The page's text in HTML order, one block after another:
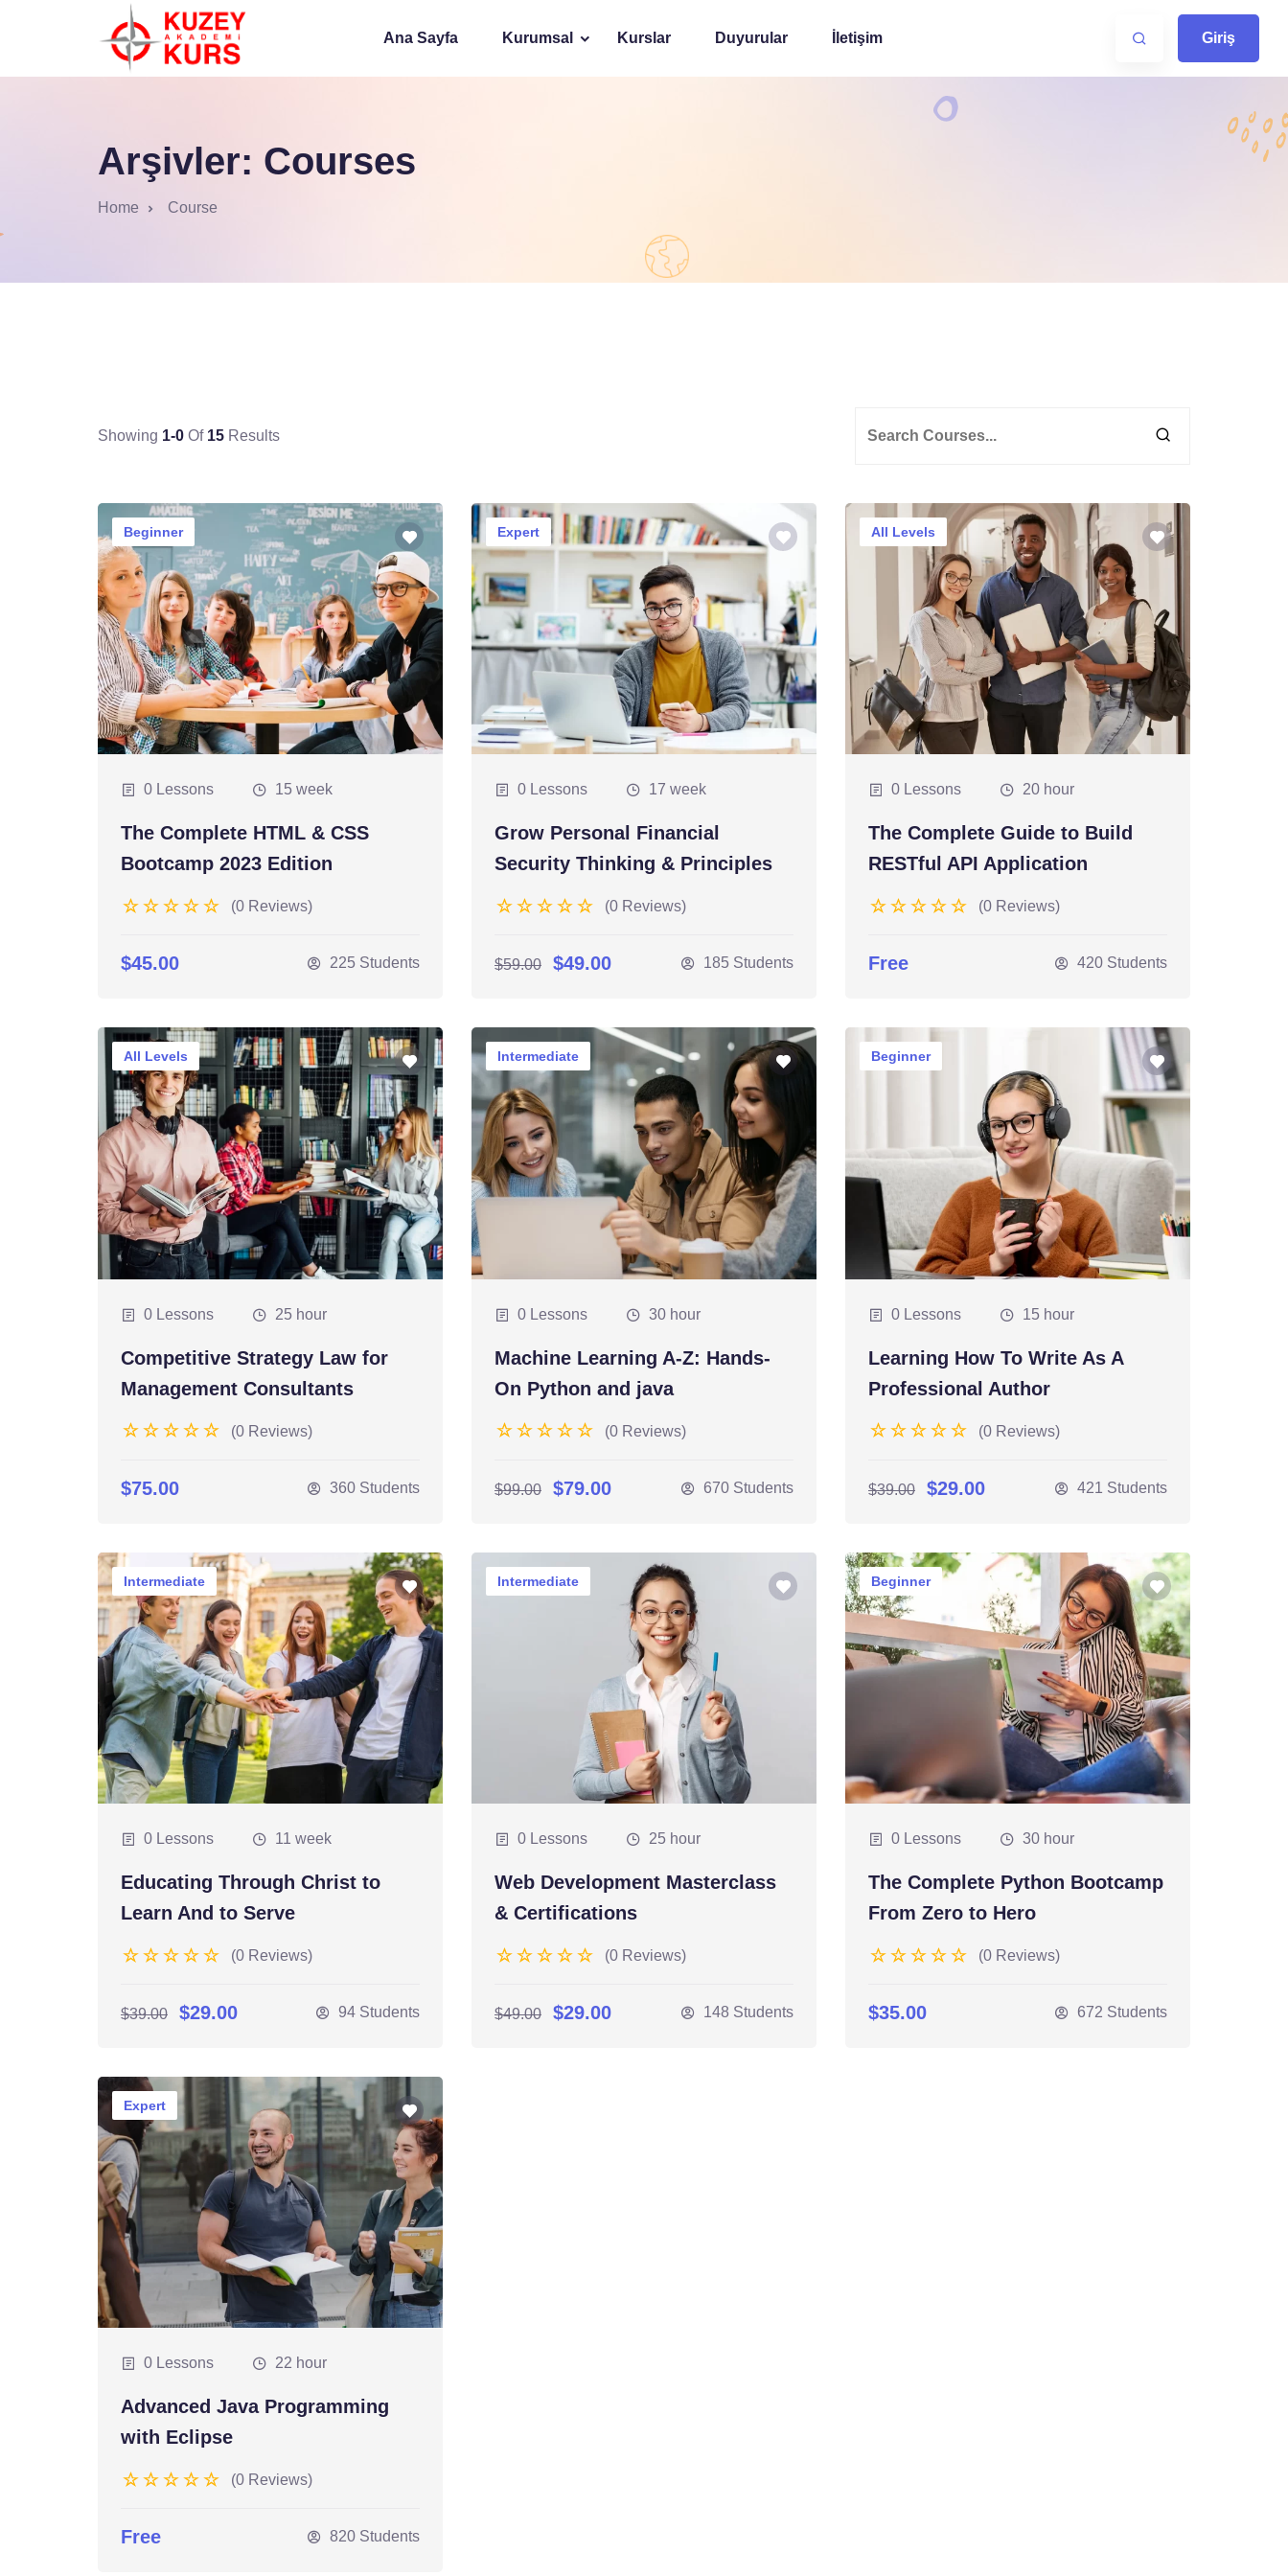
Ana Sayfa Kurumsal Kurslar Duyurular İletişim Giriş
Arşivler: Courses
Home Course
Showing 1-0 Of 15 Results
Beginner
0 Lessons 15 week
The Complete HTML & CSS
Bootcamp 2023 Edition
(0 Reviews)
$45.00 225 Students
Expert
0 Lessons 17 week
Grow Personal Financial
Security Thinking & Principles
(0 Reviews)
$59.00 $49.00 185 Students
All Levels
0 Lessons 20 hour
The Complete Guide to Build
RESTful API Application
(0 Reviews)
Free 420 Students
All Levels
0 Lessons 25 hour
Competitive Strategy Law for
Management Consultants
(0 Reviews)
$75.00 360 Students
Intermediate
0 Lessons 30 hour
Machine Learning A-Z: Hands-
On Python and java
(0 Reviews)
$99.00 $79.00 670 Students
Beginner
0 Lessons 15 hour
Learning How To Write As A
Professional Author
(0 Reviews)
$39.00 $29.00 421 Students
Intermediate
0 Lessons 11 week
Educating Through Christ to
Learn And to Serve
(0 Reviews)
$39.00 $29.00 94 Students
Intermediate
0 Lessons 25 hour
Web Development Masterclass
& Certifications
(0 Reviews)
$49.00 $29.00 148 Students
Beginner
0 Lessons 30 hour
The Complete Python Bootcamp
From Zero to Hero
(0 Reviews)
$35.00 672 Students
Expert
0 Lessons 22 hour
Advanced Java Programming
with Eclipse
(0 Reviews)
Free 820 Students